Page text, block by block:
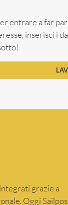
entrare a far
inserisci i
grazie a
Oggi